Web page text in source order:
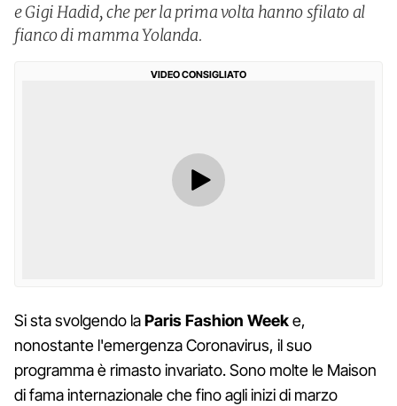
e Gigi Hadid, che per la prima volta hanno sfilato al
fianco di mamma Yolanda.
VIDEO CONSIGLIATO
Si sta svolgendo laParis Fashion Weeke,
nonostante l'emergenza Coronavirus, il suo
programma è rimasto invariato. Sono molte le Maison
di fama internazionale che fino agli inizi di marzo